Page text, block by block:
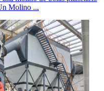
Molino ...